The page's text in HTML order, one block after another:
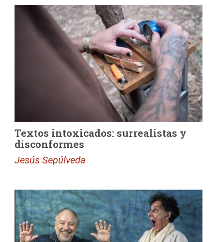
Textos intoxicados: surrealistas y
disconformes
Jesús Sepúlveda